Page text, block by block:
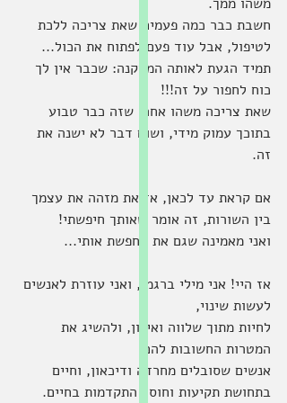
חשבת כבר כמה פעמים שאת צריכה ללכת
לטיפול, אבל עוד פעם לפתוח את הכול...
תמיד הגעת לאותה המסקנה: שכבר אין לך
כוח לחפור על זה!!!
שאת צריכה משהו אחר, שזה כבר טבוע
בתוכך עמוק מידי, ושום דבר לא ישנה את
זה.
אם קראת עד לכאן, אז את מזהה את עצמך
בין השורות, זה אומר שאותך חיפשתי!
ואני מאמינה שגם את מחפשת אותי...
אז היי! אני מילי ברגמן, ואני עוזרת לאנשים
לעשות שינוי,
לחיות מתוך שלווה ואיזון, ולהשיג את
המטרות החשובות להם.
אנשים שסובלים מחרדה ודיכאון, וחיים
בתחושת תקיעות וחוסר התקדמות בחיים.